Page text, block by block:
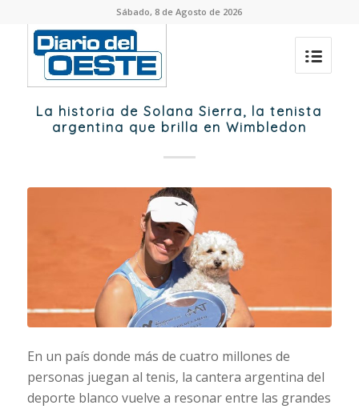
Sábado, 8 de Agosto de 2026
La historia de Solana Sierra, la tenista
argentina que brilla en Wimbledon
En un país donde más de cuatro millones de
personas juegan al tenis, la cantera argentina del
deporte blanco vuelve a resonar entre las grandes